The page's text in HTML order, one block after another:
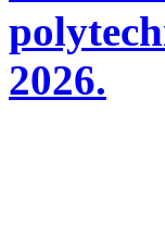
2026.